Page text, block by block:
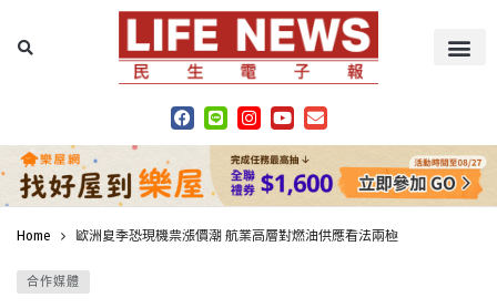
Home 歐洲夏季恐現機票漲價潮 航業高層對燃油供應看法兩極
合作媒體